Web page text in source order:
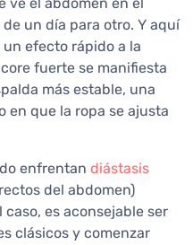
ve el abdomen en el
un día para otro. Y aquí
efecto rápido a la
fuerte se manifiesta
más estable, una
en que la ropa se ajusta
enfrentan diástasis
del abdomen)
es aconsejable ser
clásicos y comenzar